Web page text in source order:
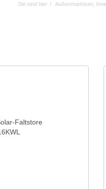
Sie sind hier Außenmarkisen,